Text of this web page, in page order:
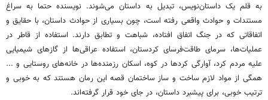
به قلم یک داستان‌نویس، تبدیل به داستان می‌شوند. نویسنده حتما به سراغ
مستندات و حوادث واقعی رفته است، چون بسیاری از حوادث داستان، با حقایق و
اتفاقاتی که در جنگ اتفاق افتاده، شباهت و تطابق دارند. استفاده از قاطر در
عملیات‌ها، سرمای طاقت‌فرسای کردستان، استفاده عراقی‌ها از گازهای شیمیایی
علیه مردم کرد، آوارگی کردها در کوه، اسکان رزمنده‌ها در خانه‌های روستایی و ...
همگی از مواد لازم ساخت و ساز ساختمان قصه این رمان هستند که به خوبی و
ترتیب خوبی، برای پیشبرد داستان، در جای خود قرار گرفته‌اند.